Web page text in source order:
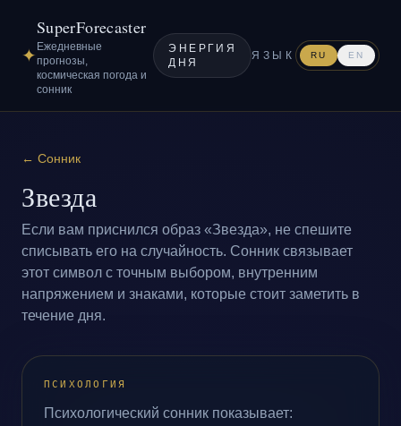
✦
SuperForecaster
Ежедневные
прогнозы,
космическая погода и
сонник
ЭНЕРГИЯ
ДНЯ
ЯЗЫК RU EN
← Сонник
Звезда
Если вам приснился образ «Звезда», не спешите
списывать его на случайность. Сонник связывает
этот символ с точным выбором, внутренним
напряжением и знаками, которые стоит заметить в
течение дня.
ПСИХОЛОГИЯ
Психологический сонник показывает: